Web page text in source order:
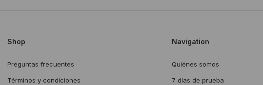
Shop
Preguntas frecuentes
Términos y condiciones
Navigation
Quiénes somos
7 días de prueba